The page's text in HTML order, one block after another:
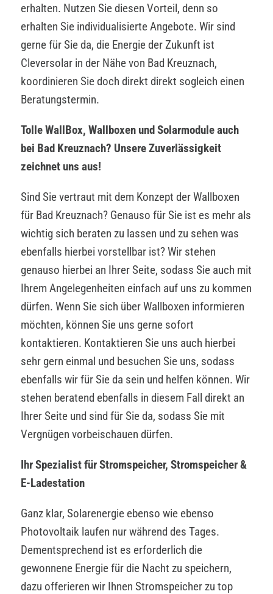
erhalten. Nutzen Sie diesen Vorteil, denn so
erhalten Sie individualisierte Angebote. Wir sind
gerne für Sie da, die Energie der Zukunft ist
Cleversolar in der Nähe von Bad Kreuznach,
koordinieren Sie doch direkt direkt sogleich einen
Beratungstermin.
Tolle WallBox, Wallboxen und Solarmodule auch
bei Bad Kreuznach? Unsere Zuverlässigkeit
zeichnet uns aus!
Sind Sie vertraut mit dem Konzept der Wallboxen
für Bad Kreuznach? Genauso für Sie ist es mehr als
wichtig sich beraten zu lassen und zu sehen was
ebenfalls hierbei vorstellbar ist? Wir stehen
genauso hierbei an Ihrer Seite, sodass Sie auch mit
Ihrem Angelegenheiten einfach auf uns zu kommen
dürfen. Wenn Sie sich über Wallboxen informieren
möchten, können Sie uns gerne sofort
kontaktieren. Kontaktieren Sie uns auch hierbei
sehr gern einmal und besuchen Sie uns, sodass
ebenfalls wir für Sie da sein und helfen können. Wir
stehen beratend ebenfalls in diesem Fall direkt an
Ihrer Seite und sind für Sie da, sodass Sie mit
Vergnügen vorbeischauen dürfen.
Ihr Spezialist für Stromspeicher, Stromspeicher &
E-Ladestation
Ganz klar, Solarenergie ebenso wie ebenso
Photovoltaik laufen nur während des Tages.
Dementsprechend ist es erforderlich die
gewonnene Energie für die Nacht zu speichern,
dazu offerieren wir Ihnen Stromspeicher zu top